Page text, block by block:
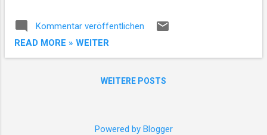
#Geschichte der #Römischen #VillaBorg Die
#Römische #VillaBorg in #Perl , #Saarland ,
ist ein #außergewöhnliches
nahe der #Mosel , bietet die #Villa eine
Kommentar veröffentlichen
READ MORE » WEITER
WEITERE POSTS
Powered by Blogger